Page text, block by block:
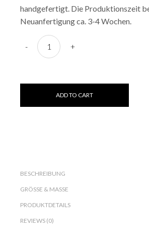
handgefertigt. Die Produktionszeit
Neuanfertigung ca. 3-4 Wochen.
Baby-Pullover "Snowflake" quantity
-
+
ADD TO CART
BESCHREIBUNG
GRÖSSE & MASSE
PRODUKTDETAILS
REVIEWS (0)